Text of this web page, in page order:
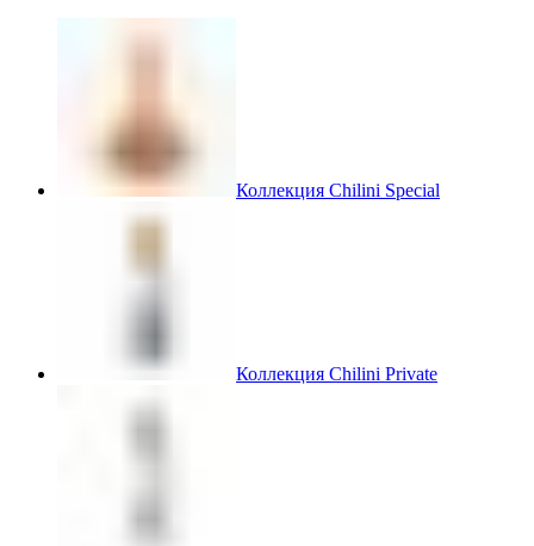
Коллекция Chilini Special
Коллекция Chilini Private